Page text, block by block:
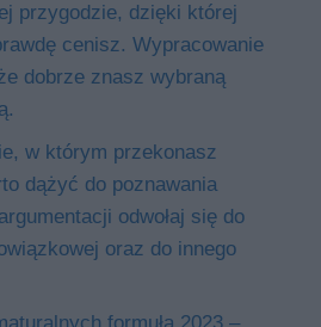
przygodzie, dzięki której
cenisz. Wypracowanie
dobrze znasz wybraną
w którym przekonasz
dążyć do poznawania
odwołaj się do
oraz do innego